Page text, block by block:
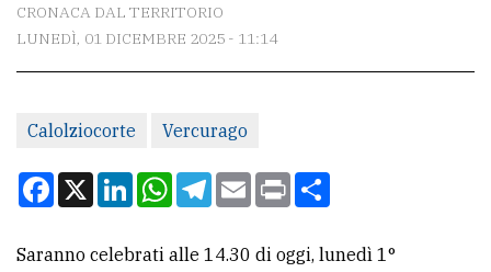
Scrivici
tua
pubblicità
CERCA
CRONACA DAL TERRITORIO
LUNEDÌ, 01 DICEMBRE 2025 - 11:14
Calolziocorte Vercurago
Facebook
X LinkedInWhatsApp
Telegram
EmailPrint
Saranno celebrati alle 14.30 di oggi, lunedì 1°